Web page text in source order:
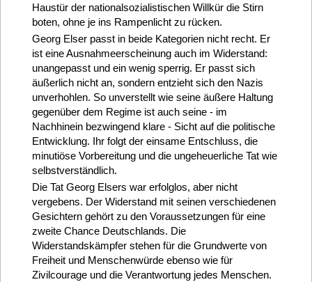
Haustür der nationalsozialistischen Willkür die Stirn
boten, ohne je ins Rampenlicht zu rücken.
Georg Elser passt in beide Kategorien nicht recht. Er
ist eine Ausnahmeerscheinung auch im Widerstand:
unangepasst und ein wenig sperrig. Er passt sich
äußerlich nicht an, sondern entzieht sich den Nazis
unverhohlen. So unverstellt wie seine äußere Haltung
gegenüber dem Regime ist auch seine - im
Nachhinein bezwingend klare - Sicht auf die politische
Entwicklung. Ihr folgt der einsame Entschluss, die
minutiöse Vorbereitung und die ungeheuerliche Tat wie
selbstverständlich.
Die Tat Georg Elsers war erfolglos, aber nicht
vergebens. Der Widerstand mit seinen verschiedenen
Gesichtern gehört zu den Voraussetzungen für eine
zweite Chance Deutschlands. Die
Widerstandskämpfer stehen für die Grundwerte von
Freiheit und Menschenwürde ebenso wie für
Zivilcourage und die Verantwortung jedes Menschen.